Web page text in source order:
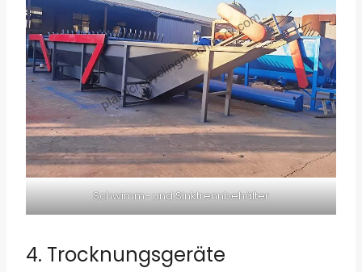
Schwimm- und Sinktrennbehälter
4. Trocknungsgeräte